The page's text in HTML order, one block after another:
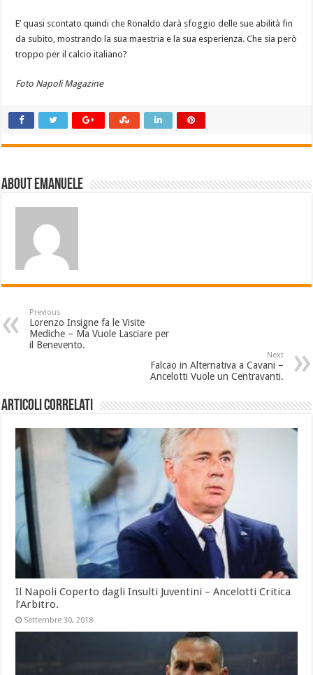
E’ quasi scontato quindi che Ronaldo darà sfoggio delle sue abilità fin
da subito, mostrando la sua maestria e la sua esperienza. Che sia però
troppo per il calcio italiano?
Foto Napoli Magazine
About emanuele
Previous
Lorenzo Insigne fa le Visite
Mediche – Ma Vuole Lasciare per
il Benevento.
Next
Falcao in Alternativa a Cavani –
Ancelotti Vuole un Centravanti.
Articoli Correlati
Il Napoli Coperto dagli Insulti Juventini – Ancelotti Critica
l’Arbitro.
Settembre 30, 2018